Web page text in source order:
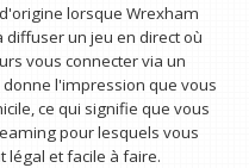
lorsque Wrexham
un jeu en direct où
vous connecter via un
donne l'impression que vous
ce qui signifie que vous
pour lesquels vous
légal et facile à faire.